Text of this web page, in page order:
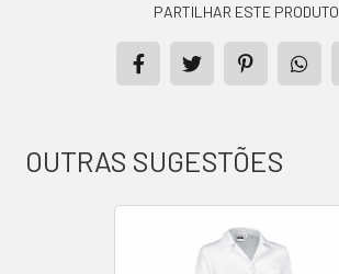
PARTILHAR ESTE PRODUTO
OUTRAS SUGESTÕES